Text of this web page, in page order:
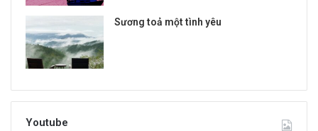
Sương toả một tình yêu
Youtube